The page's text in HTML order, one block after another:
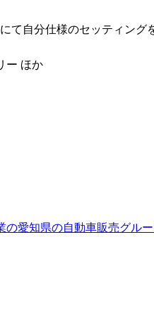
て自分仕様のセッティング
ー ほか
愛知県の自動車販売グ